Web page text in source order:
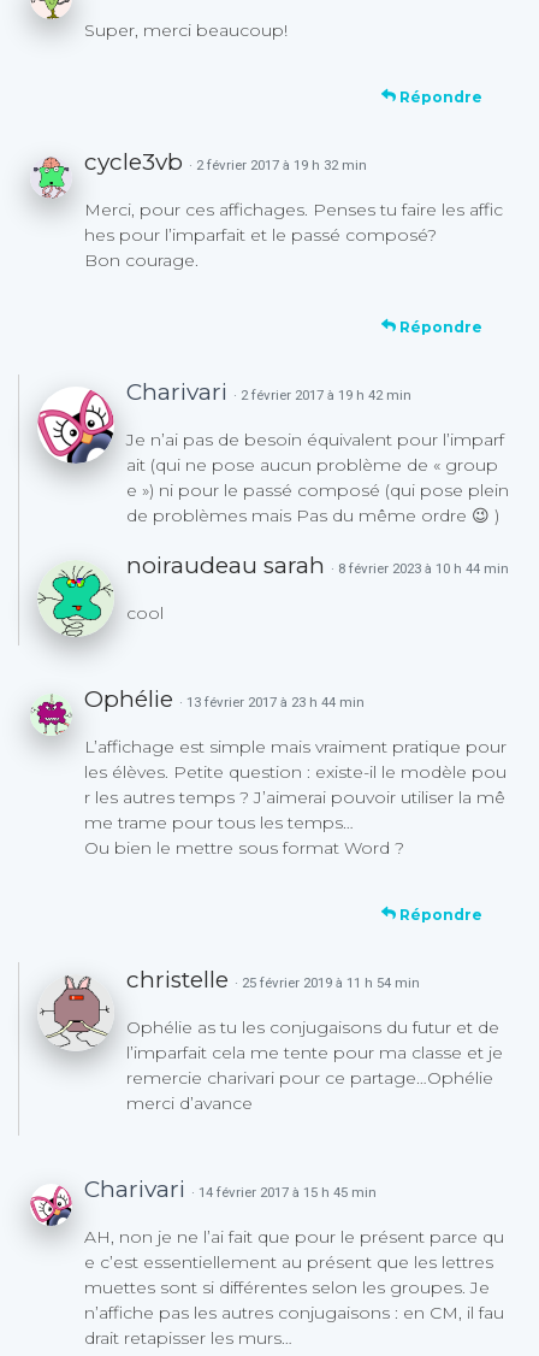
Super, merci beaucoup!
Répondre
cycle3vb · 2 février 2017 à 19 h 32 min
Merci, pour ces affichages. Penses tu faire les affic
hes pour l’imparfait et le passé composé?
Bon courage.
Répondre
Charivari · 2 février 2017 à 19 h 42 min
Je n’ai pas de besoin équivalent pour l’imparf
ait (qui ne pose aucun problème de « group
e ») ni pour le passé composé (qui pose plein
de problèmes mais Pas du même ordre 😉 )
noiraudeau sarah · 8 février 2023 à 10 h 44 min
cool
Ophélie · 13 février 2017 à 23 h 44 min
L’affichage est simple mais vraiment pratique pour
les élèves. Petite question : existe-il le modèle pou
r les autres temps ? J’aimerai pouvoir utiliser la mê
me trame pour tous les temps…
Ou bien le mettre sous format Word ?
Répondre
christelle · 25 février 2019 à 11 h 54 min
Ophélie as tu les conjugaisons du futur et de
l’imparfait cela me tente pour ma classe et je
remercie charivari pour ce partage…Ophélie
merci d’avance
Charivari · 14 février 2017 à 15 h 45 min
AH, non je ne l’ai fait que pour le présent parce qu
e c’est essentiellement au présent que les lettres
muettes sont si différentes selon les groupes. Je
n’affiche pas les autres conjugaisons : en CM, il fau
drait retapisser les murs…